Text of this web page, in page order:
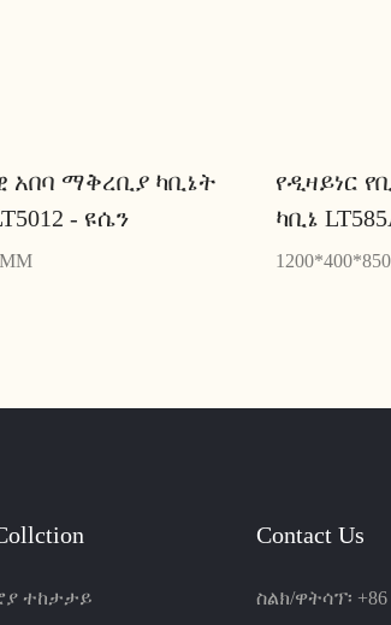
ማቅረቢያ ካቢኔት
- ዩሴን
የዲዛይነር
ካቢኔ
ተከታታይ
Contact Us
ስልክ/ዋትሳፕ፡ +86